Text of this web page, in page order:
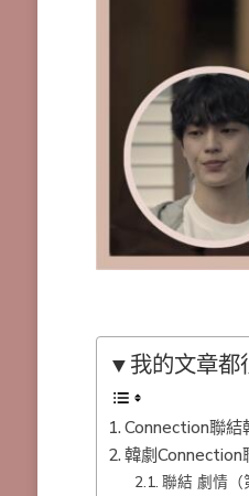
▼我的文章都
Connection聯結
韓劇Connection
聯結 劇情（